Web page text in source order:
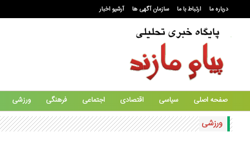
درباره ما ارتباط با ما سازمان آگهی ها آرشیو اخبار
صفحه اصلی سیاسی اقتصادی اجتماعی فرهنگی ورزشی
ورزشی